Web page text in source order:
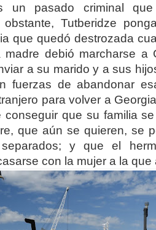
un pasado criminal
Tutberidze
que quedó destrozada
debió marcharse a
a su marido y a sus
fuerzas de abandonar
para volver a
que su familia
que aún se quieren, se
y que el
con la mujer a la que